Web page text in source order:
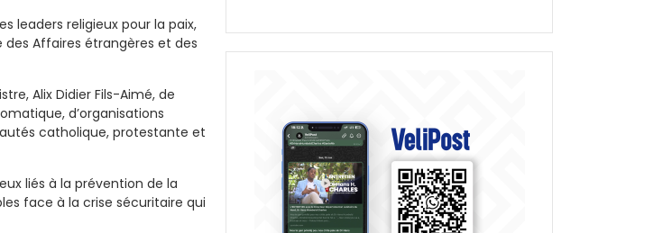
leaders religieux pour la paix,
Affaires étrangères et des
Alix Didier Fils-Aimé, de
d’organisations
catholique, protestante et
liés à la prévention de la
face à la crise sécuritaire qui